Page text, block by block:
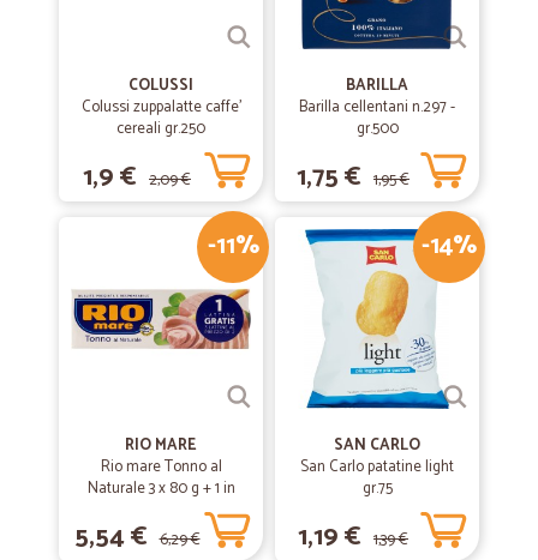
COLUSSI
Colussi zuppalatte caffe'
cereali gr.250
1,9 € 2,09 €
BARILLA
Barilla cellentani n.297 -
gr.500
1,75 € 1,95 €
-11%
RIO MARE
Rio mare Tonno al
Naturale 3 x 80 g + 1 in
5,54 € 6,29 €
-14%
SAN CARLO
San Carlo patatine light
gr.75
1,19 € 1,39 €